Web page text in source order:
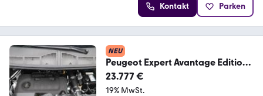
Kontakt Parken
NEU
Peugeot Expert Avantage Edition
Premium L2 BlueHDi 145
23.777 €
19% MwSt.